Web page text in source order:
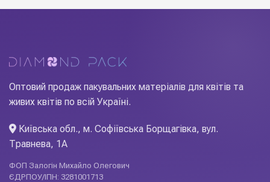
Diamond Pack.
Оптовий продаж пакувальних матеріалів для квітів та
живих квітів по всій Україні.
Київська обл., м. Софіївська Борщагівка, вул.
Травнева, 1А
ФОП Залогін Михайло Олегович
ЄДРПОУ/ІПН: 3281001713